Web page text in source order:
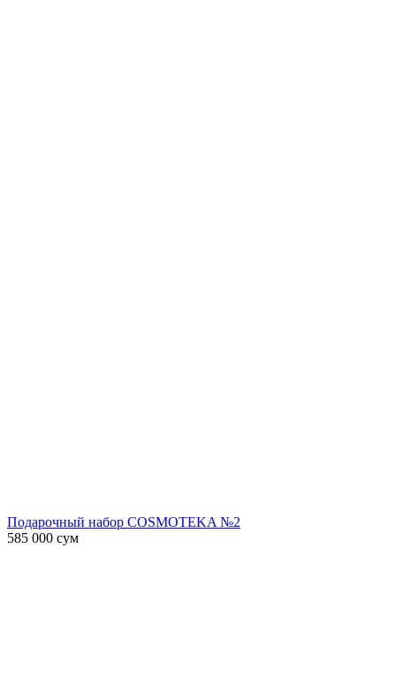
Подарочный набор COSMOTEKA №2
585 000 сум